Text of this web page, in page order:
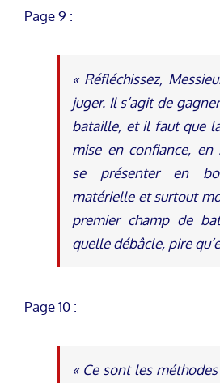
Page 9 :
« Réfléchissez,
juger. Il s’agit de
bataille, et il faut que
mise en confiance, en
se présenter en
matérielle et surtout
premier champ de
quelle débâcle, pire
Page 10 :
« Ce sont les